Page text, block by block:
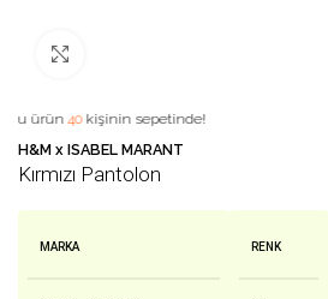
40kişinin sepetinde!
H&M x ISABEL MARANT
Kırmızı Pantolon
MARKA RENK